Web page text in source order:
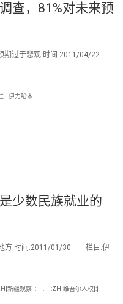
查，81%对未来预
预期过于悲观 时间:2011/04/22
--伊力哈木[:]
少数民族就业的
地方 时间:2011/01/30 栏目:伊
新疆观察 [:] . [:ZH]维吾尔人权[:]